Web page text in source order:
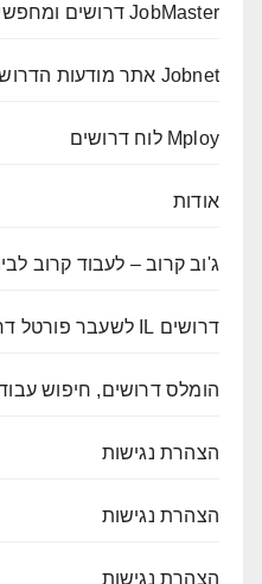
JobMaster דרושים ומחפשי עבודה
Jobnet אתר מודעות הדרושים
Mploy לוח דרושים
אודות
ג'וב קרוב – לעבוד קרוב
דרושים IL לשעבר פורטל דרושים
הומלס דרושים, חיפוש
הצהרת נגישות
הצהרת נגישות
הצהרת נגישות